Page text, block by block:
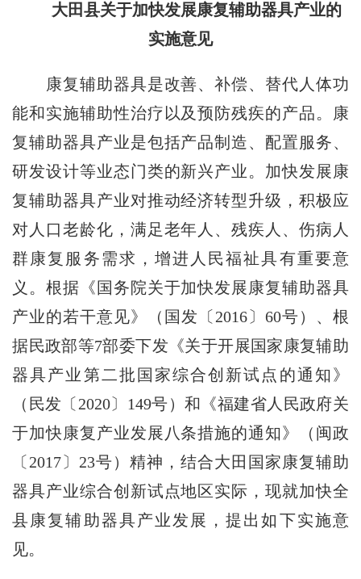
大田县关于加快发展康复辅助器具产业的
实施意见
康复辅助器具是改善、补偿、替代人体功
能和实施辅助性治疗以及预防残疾的产品。康
复辅助器具产业是包括产品制造、配置服务、
研发设计等业态门类的新兴产业。加快发展康
复辅助器具产业对推动经济转型升级，积极应
对人口老龄化，满足老年人、残疾人、伤病人
群康复服务需求，增进人民福祉具有重要意
义。根据《国务院关于加快发展康复辅助器具
产业的若干意见》（国发〔2016〕60号）、根
据民政部等7部委下发《关于开展国家康复辅助
器具产业第二批国家综合创新试点的通知》
（民发〔2020〕149号）和《福建省人民政府关
于加快康复产业发展八条措施的通知》（闽政
〔2017〕23号）精神，结合大田国家康复辅助
器具产业综合创新试点地区实际，现就加快全
县康复辅助器具产业发展，提出如下实施意
见。